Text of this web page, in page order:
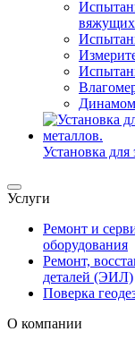
вяжущих
Установка для
Услуги
Ремонт и
оборудования
Ремонт,
деталей (ЭИЛ)
Поверка
О компании